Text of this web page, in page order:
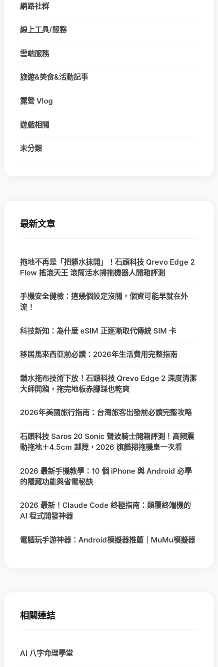
網路社群
線上工具/服務
雲端服務
旅遊&美食&活動記事
露營 Vlog
遊戲相關
未分類
最新文章
拖地不再是「把髒水抹開」！石頭科技 Qrevo Edge 2
Flow 搖滾天王 滾筒活水掃拖機器人開箱評測
手機安全健檢：這幾個設定沒關，個資可能早就在外
流！
科技新知：為什麼 eSIM 正逐漸取代傳統 SIM 卡
移居馬來西亞前必讀：2026年生活費用完整指南
鎖水拖布技術下放！石頭科技 Qrevo Edge 2 深度清潔
大師開箱，拖完地板赤腳踩也乾爽
2026年美國旅行指南：台灣旅客出發前必讀完整攻略
石頭科技 Saros 20 Sonic 聲波騎士開箱評測！高頻震
動拖地＋4.5cm 越障，2026 旗艦掃拖機皇一次看
2026 最新手機教學：10 個 iPhone 與 Android 必學
的隱藏功能與省電秘訣
2026 最新！Claude Code 終極指南：顛覆終端機的
AI 程式開發神器
電腦玩手游神器：Android模擬器推薦｜MuMu模擬器
相關連結
AI 八字命理學堂